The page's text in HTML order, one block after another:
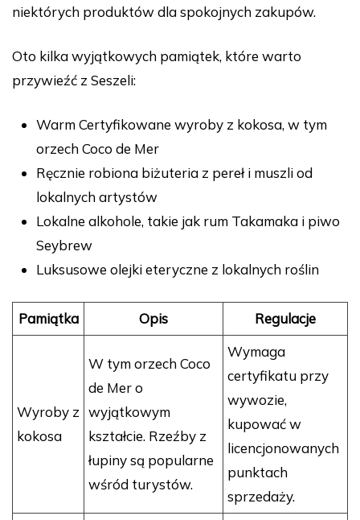
niektórych produktów dla spokojnych zakupów.
Oto kilka wyjątkowych pamiątek, które warto
przywieźć z Seszeli:
Warm Certyfikowane wyroby z kokosa, w tym
orzech Coco de Mer
Ręcznie robiona biżuteria z pereł i muszli od
lokalnych artystów
Lokalne alkohole, takie jak rum Takamaka i piwo
Seybrew
Luksusowe olejki eteryczne z lokalnych roślin
Pamiątka Opis Regulacje
Wyroby z
kokosa
W tym orzech Coco
de Mer o
wyjątkowym
kształcie. Rzeźby z
łupiny są popularne
wśród turystów.
Wymaga
certyfikatu przy
wywozie,
kupować w
licencjonowanych
punktach
sprzedaży.